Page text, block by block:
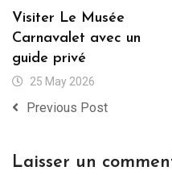
Visiter Le Musée
Carnavalet avec un
guide privé
25 May 2026
Previous Post
Laisser un